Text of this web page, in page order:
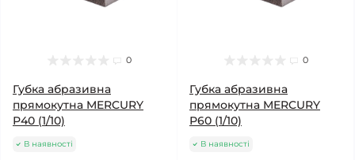
0
Губка абразивна
прямокутна MERCURY
Р40 (1/10)
В наявності
0
Губка абразивна
прямокутна MERCURY
Р60 (1/10)
В наявності